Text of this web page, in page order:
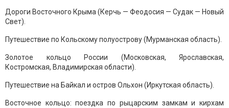
Дороги Восточного Крыма (Керчь — Феодосия — Судак — Новый
Свет).
Путешествие по Кольскому полуострову (Мурманская область).
Золотое кольцо России (Московская, Ярославская,
Костромская, Владимирская области).
Путешествие на Байкал и остров Ольхон (Иркутская область).
Восточное кольцо: поездка по рыцарским замкам и кирхам